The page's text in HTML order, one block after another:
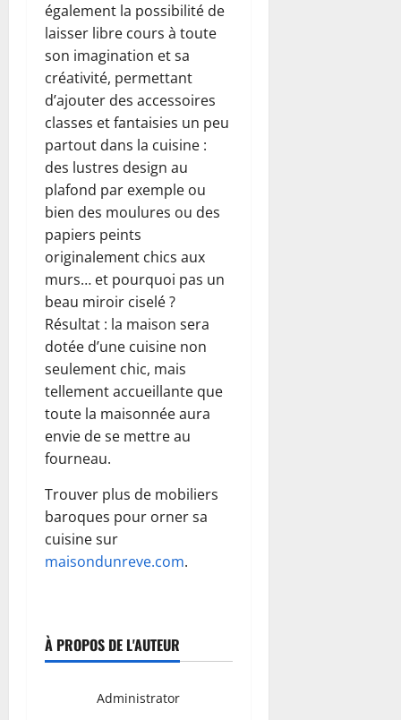
également la possibilité de
laisser libre cours à toute
son imagination et sa
créativité, permettant
d’ajouter des accessoires
classes et fantaisies un peu
partout dans la cuisine :
des lustres design au
plafond par exemple ou
bien des moulures ou des
papiers peints
originalement chics aux
murs… et pourquoi pas un
beau miroir ciselé ?
Résultat : la maison sera
dotée d’une cuisine non
seulement chic, mais
tellement accueillante que
toute la maisonnée aura
envie de se mettre au
fourneau.
Trouver plus de mobiliers
baroques pour orner sa
cuisine sur
maisondunreve.com.
À PROPOS DE L'AUTEUR
Administrator